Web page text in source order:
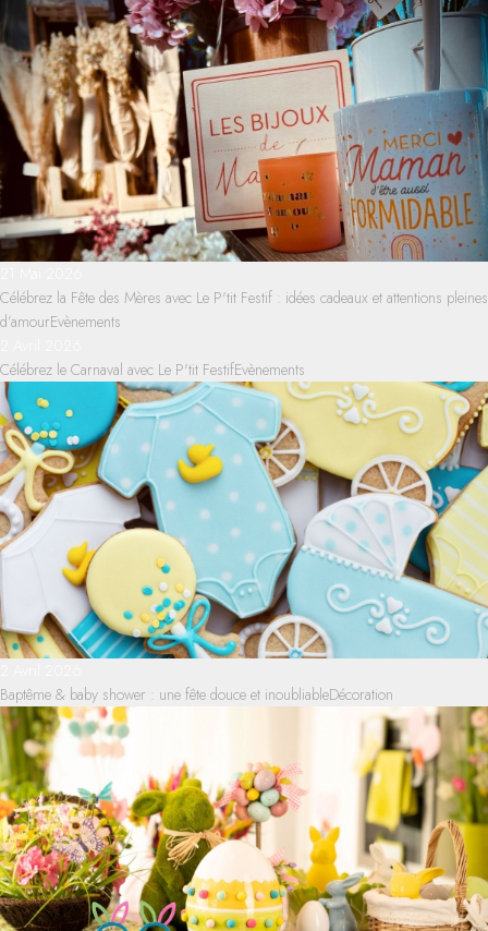
Célébrez la Fête des Mères avec Le P'tit Festif : idées cadeaux et attentions pleines
d’amourEvènements
Célébrez le Carnaval avec Le P'tit FestifEvènements
Baptême & baby shower : une fête douce et inoubliableDécoration